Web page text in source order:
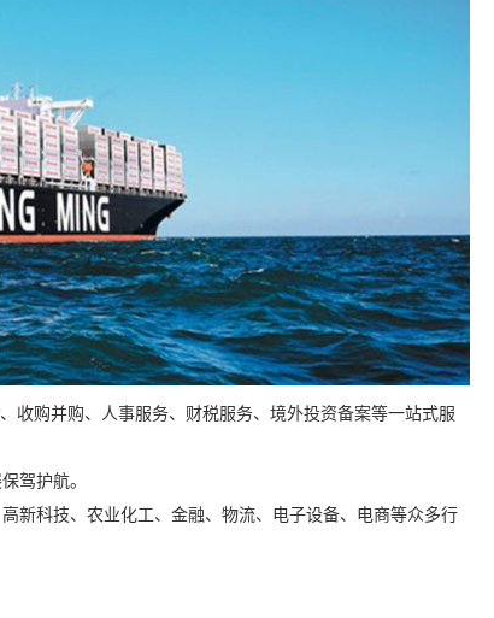
收购并购、人事服务、财税服务、境外投资备案等一站式服
驾护航。
新科技、农业化工、金融、物流、电子设备、电商等众多行